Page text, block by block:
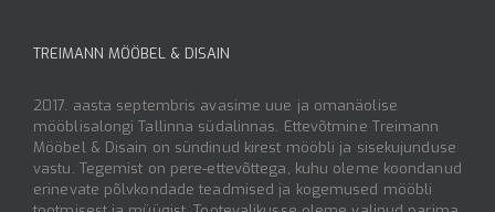
TREIMANN MÖÖBEL & DISAIN
2017. aasta septembris avasime uue ja omanäolise
mööblisalongi Tallinna südalinnas. Ettevõtmine Treimann
Mööbel & Disain on sündinud kirest mööbli ja sisekujunduse
vastu. Tegemist on pere-ettevõttega, kuhu oleme koondanud
erinevate põlvkondade teadmised ja kogemused mööbli